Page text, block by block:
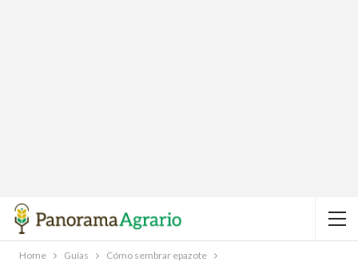
Home Guías Cómo sembrar epazote